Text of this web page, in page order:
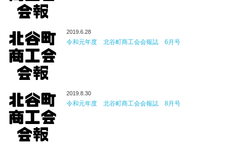
2019.6.28
令和元年度 北谷町商工会会報誌 6月号
2019.8.30
令和元年度 北谷町商工会会報誌 8月号